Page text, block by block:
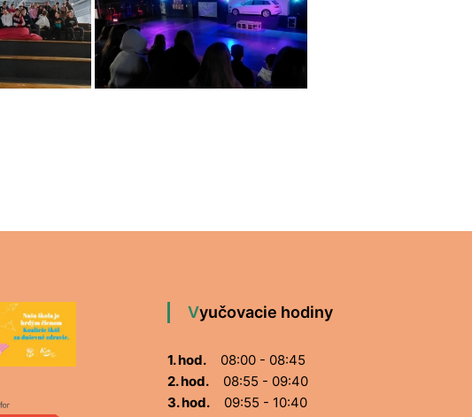
Vyučovacie hodiny
1. hod. 08:00 - 08:45
2. hod. 08:55 - 09:40
3. hod. 09:55 - 10:40